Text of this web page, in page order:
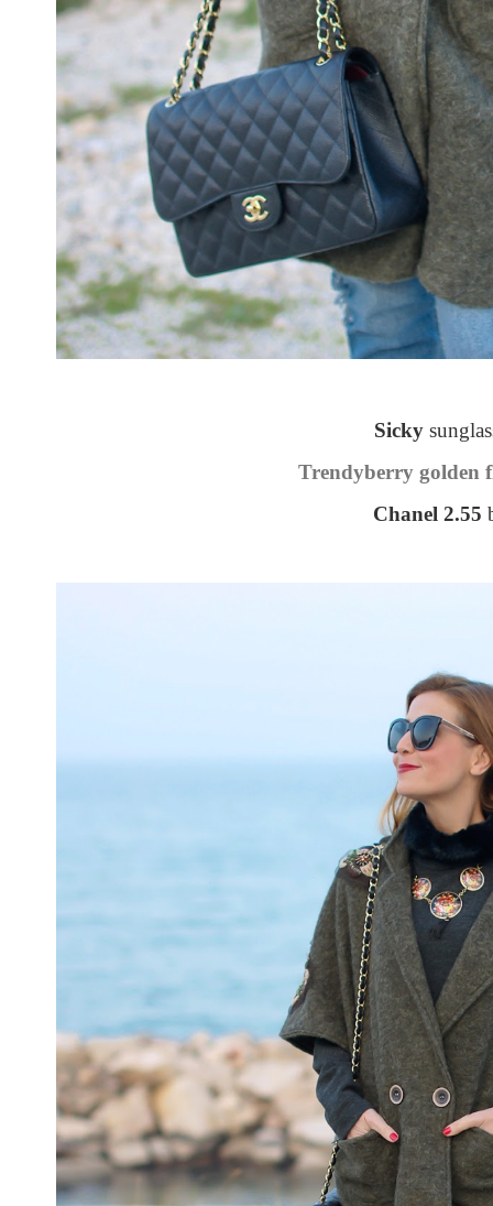
Sicky
Trendyberry golden
Chanel 2.55